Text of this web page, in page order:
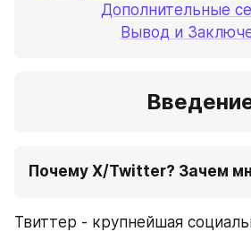
Дополнительные
Вывод и
Почему X/Twitter? Зачем
Твиттер - крупнейшая